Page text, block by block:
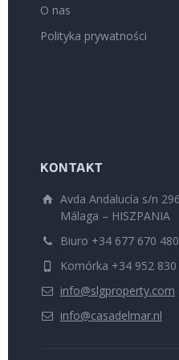
O nas
Polityka prywatności
KONTAKT
Avda Andalucía s/n
Málaga – HISZPANIA
Biuro +34 677 670 480
Komórka +34 952 830
info@slgproperty.com
info@casadelmar.nl